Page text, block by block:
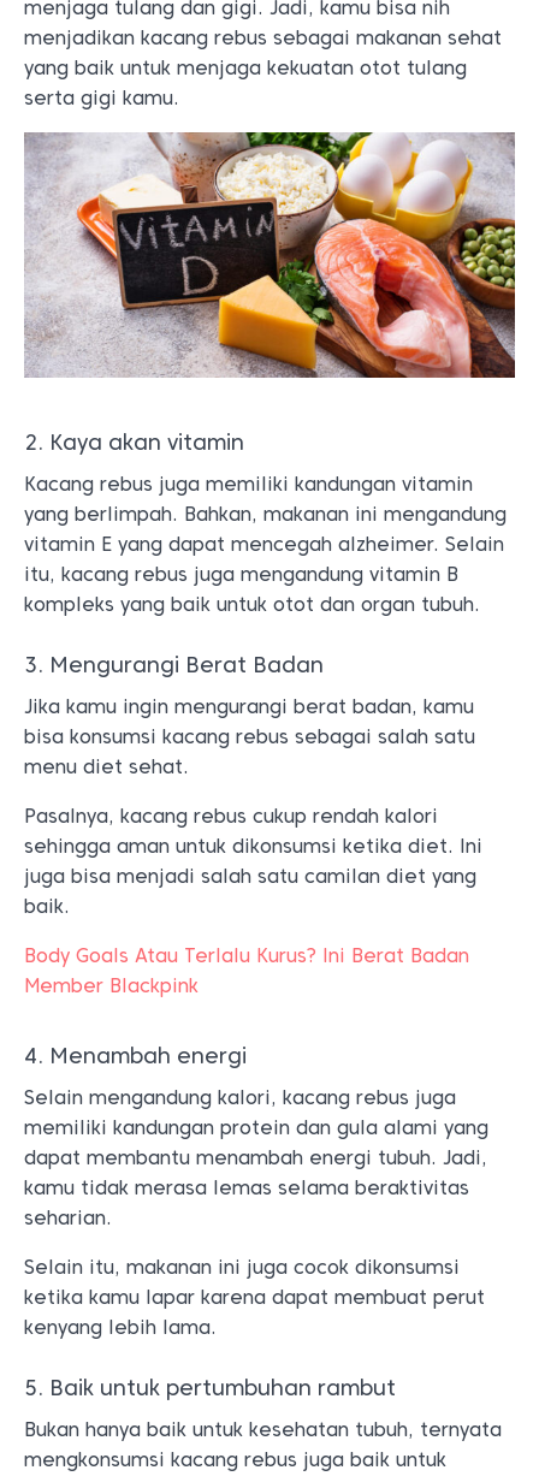
menjaga tulang dan gigi. Jadi, kamu bisa nih
menjadikan kacang rebus sebagai makanan sehat
yang baik untuk menjaga kekuatan otot tulang
serta gigi kamu.
2. Kaya akan vitamin
Kacang rebus juga memiliki kandungan vitamin
yang berlimpah. Bahkan, makanan ini mengandung
vitamin E yang dapat mencegah alzheimer. Selain
itu, kacang rebus juga mengandung vitamin B
kompleks yang baik untuk otot dan organ tubuh.
3. Mengurangi Berat Badan
Jika kamu ingin mengurangi berat badan, kamu
bisa konsumsi kacang rebus sebagai salah satu
menu diet sehat.
Pasalnya, kacang rebus cukup rendah kalori
sehingga aman untuk dikonsumsi ketika diet. Ini
juga bisa menjadi salah satu camilan diet yang
baik.
Body Goals Atau Terlalu Kurus? Ini Berat Badan
Member Blackpink
4. Menambah energi
Selain mengandung kalori, kacang rebus juga
memiliki kandungan protein dan gula alami yang
dapat membantu menambah energi tubuh. Jadi,
kamu tidak merasa lemas selama beraktivitas
seharian.
Selain itu, makanan ini juga cocok dikonsumsi
ketika kamu lapar karena dapat membuat perut
kenyang lebih lama.
5. Baik untuk pertumbuhan rambut
Bukan hanya baik untuk kesehatan tubuh, ternyata
mengkonsumsi kacang rebus juga baik untuk